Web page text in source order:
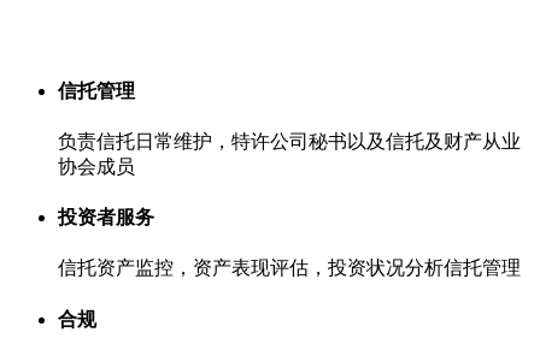
信托管理
负责信托日常维护，特许公司秘书以及信托及财产从业
协会成员
投资者服务
信托资产监控，资产表现评估，投资状况分析信托管理
合规